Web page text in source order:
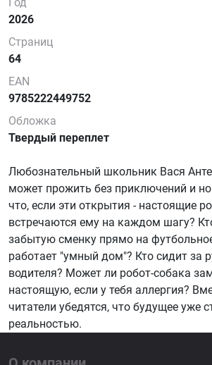
2026
Страниц
64
EAN
9785222449752
Обложка
Твердый переплет
Любознательный школьник Вася
может прожить без приключений и
что, если эти открытия - настоящие
встречаются ему на каждом шагу?
забытую сменку прямо на
работает "умный дом"? Кто сидит за
водителя? Может ли робот-собака
настоящую, если у тебя аллергия?
читатели убедятся, что будущее уже
реальностью.